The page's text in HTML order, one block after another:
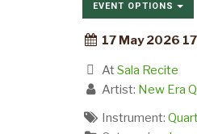
EVENT OPTIONS
17 May 2026
AtSala Recite
Artist: New Era
Instrument: